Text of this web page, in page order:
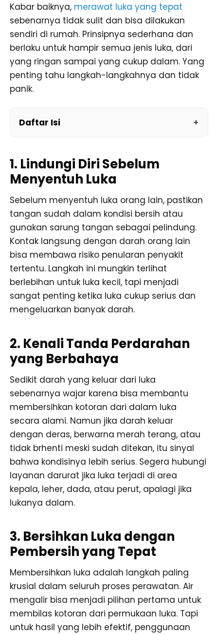
Kabar baiknya, merawat luka yang tepat
sebenarnya tidak sulit dan bisa dilakukan
sendiri di rumah. Prinsipnya sederhana dan
berlaku untuk hampir semua jenis luka, dari
yang ringan sampai yang cukup dalam. Yang
penting tahu langkah-langkahnya dan tidak
panik.
Daftar Isi
1. Lindungi Diri Sebelum
Menyentuh Luka
Sebelum menyentuh luka orang lain, pastikan
tangan sudah dalam kondisi bersih atau
gunakan sarung tangan sebagai pelindung.
Kontak langsung dengan darah orang lain
bisa membawa risiko penularan penyakit
tertentu. Langkah ini mungkin terlihat
berlebihan untuk luka kecil, tapi menjadi
sangat penting ketika luka cukup serius dan
mengeluarkan banyak darah.
2. Kenali Tanda Perdarahan
yang Berbahaya
Sedikit darah yang keluar dari luka
sebenarnya wajar karena bisa membantu
membersihkan kotoran dari dalam luka
secara alami. Namun jika darah keluar
dengan deras, berwarna merah terang, atau
tidak brhenti meski sudah ditekan, itu sinyal
bahwa kondisinya lebih serius. Segera hubungi
layanan darurat jika luka terjadi di area
kepala, leher, dada, atau perut, apalagi jika
lukanya dalam.
3. Bersihkan Luka dengan
Pembersih yang Tepat
Membersihkan luka adalah langkah paling
krusial dalam seluruh proses perawatan. Air
mengalir bisa menjadi pilihan pertama untuk
membilas kotoran dari permukaan luka. Tapi
untuk hasil yang lebih efektif, penggunaan